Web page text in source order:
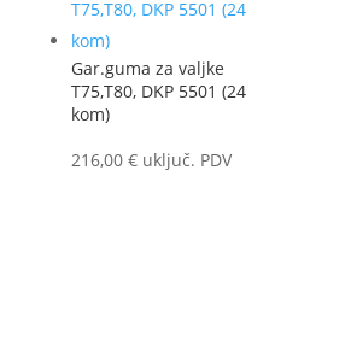
Gar.guma za valjke
T75,T80, DKP 5501 (24
kom)
216,00 € uključ. PDV